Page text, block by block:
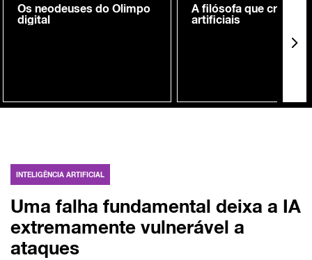
Os neodeuses do Olimpo
digital
A filósofa que cria
artificiais
INTELIGÊNCIA ARTIFICIAL
Uma falha fundamental deixa a IA
extremamente vulnerável a
ataques